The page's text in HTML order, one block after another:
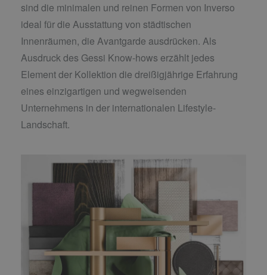
sind die minimalen und reinen Formen von Inverso
ideal für die Ausstattung von städtischen
Innenräumen, die Avantgarde ausdrücken. Als
Ausdruck des Gessi Know-hows erzählt jedes
Element der Kollektion die dreißigjährige Erfahrung
eines einzigartigen und wegweisenden
Unternehmens in der internationalen Lifestyle-
Landschaft.